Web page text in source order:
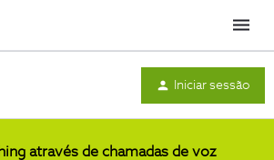
Menu
Iniciar sessão
através de chamadas de voz